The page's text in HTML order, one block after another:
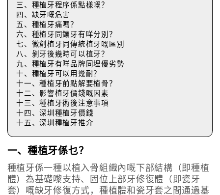
三、種植牙程序係點樣嘅？
四、缺牙嘅危害
五、種植牙痛嗎？
六、種植牙同鑲牙有咩分別？
七、微創植牙同傳統植牙嘅區別
八、剝牙後幾時可以植牙？
九、種植牙有咩品牌同埋優劣勢
十、種植牙可以用幾耐？
十一、種植牙前點解要植骨？
十二、影響植牙價錢嘅因素
十三、種植牙術後注意事項
十四、深圳種植牙價錢
十五、深圳種植牙推介
一、種植牙係乜？
種植牙係一種以植入骨組織內嘅下部結構（即種植
體）為基礎嚟支持、固位上部牙修復體（即瓷牙
套）嘅缺牙修復方式，種植體和瓷牙套之間通過基